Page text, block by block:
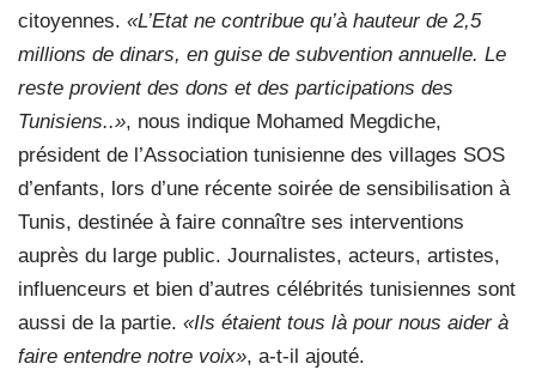
citoyennes. «L’Etat ne contribue qu’à hauteur de 2,5
millions de dinars, en guise de subvention annuelle. Le
reste provient des dons et des participations des
Tunisiens..», nous indique Mohamed Megdiche,
président de l’Association tunisienne des villages SOS
d’enfants, lors d’une récente soirée de sensibilisation à
Tunis, destinée à faire connaître ses interventions
auprès du large public. Journalistes, acteurs, artistes,
influenceurs et bien d’autres célébrités tunisiennes sont
aussi de la partie. «Ils étaient tous là pour nous aider à
faire entendre notre voix», a-t-il ajouté.